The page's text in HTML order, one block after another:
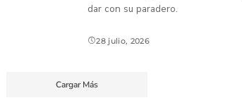
dar con su paradero.
28 julio, 2026
Cargar Más